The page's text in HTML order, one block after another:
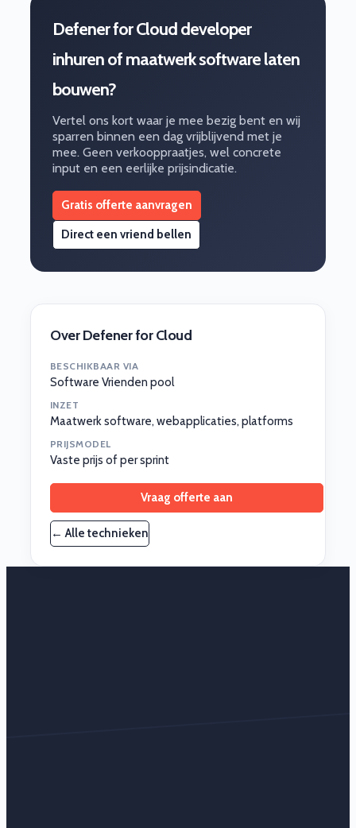
Defener for Cloud developer
inhuren of maatwerk software laten
bouwen?
Vertel ons kort waar je mee bezig bent en wij
sparren binnen een dag vrijblijvend met je
mee. Geen verkooppraatjes, wel concrete
input en een eerlijke prijsindicatie.
Gratis offerte aanvragen
Direct een vriend bellen
Over Defener for Cloud
BESCHIKBAAR VIA
Software Vrienden pool
INZET
Maatwerk software, webapplicaties, platforms
PRIJSMODEL
Vaste prijs of per sprint
Vraag offerte aan
← Alle technieken